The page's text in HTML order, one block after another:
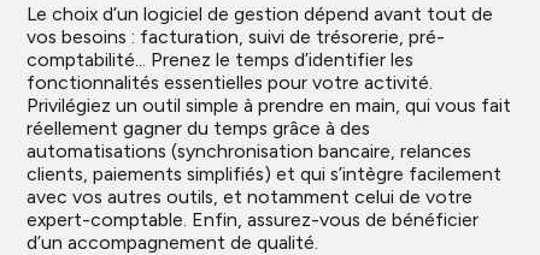
Le choix d’un logiciel de gestion dépend avant tout de
vos besoins : facturation, suivi de trésorerie, pré-
comptabilité… Prenez le temps d’identifier les
fonctionnalités essentielles pour votre activité.
Privilégiez un outil simple à prendre en main, qui vous fait
réellement gagner du temps grâce à des
automatisations (synchronisation bancaire, relances
clients, paiements simplifiés) et qui s’intègre facilement
avec vos autres outils, et notamment celui de votre
expert-comptable. Enfin, assurez-vous de bénéficier
d’un accompagnement de qualité.